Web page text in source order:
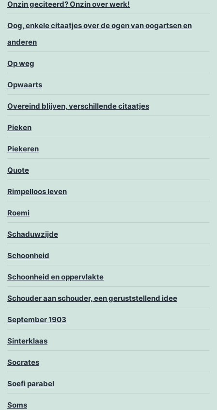
Onzin geciteerd? Onzin over werk!
Oog, enkele citaatjes over de ogen van oogartsen en
anderen
Op weg
Opwaarts
Overeind blijven, verschillende citaatjes
Pieken
Piekeren
Quote
Rimpelloos leven
Roemi
Schaduwzijde
Schoonheid
Schoonheid en oppervlakte
Schouder aan schouder, een geruststellend idee
September 1903
Sinterklaas
Socrates
Soefi parabel
Soms